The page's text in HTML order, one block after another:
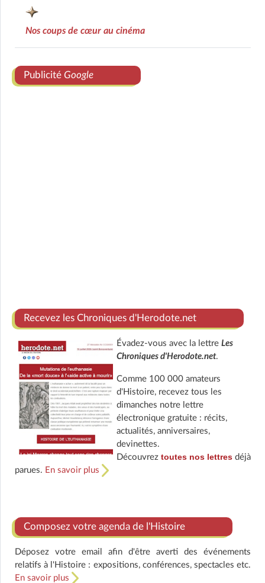
Nos coups de cœur au cinéma
Publicité Google
Recevez les Chroniques d'Herodote.net
Évadez-vous avec la lettre Les
Chroniques d'Herodote.net.
Comme 100 000 amateurs
d'Histoire, recevez tous les
dimanches notre lettre
électronique gratuite : récits,
actualités, anniversaires,
devinettes.
Découvrez toutes nos lettresdéjà
parues. En savoir plus
Composez votre agenda de l'Histoire
Déposez votre email afin d'être averti des événements
relatifs à l'Histoire : expositions, conférences, spectacles etc.
En savoir plus